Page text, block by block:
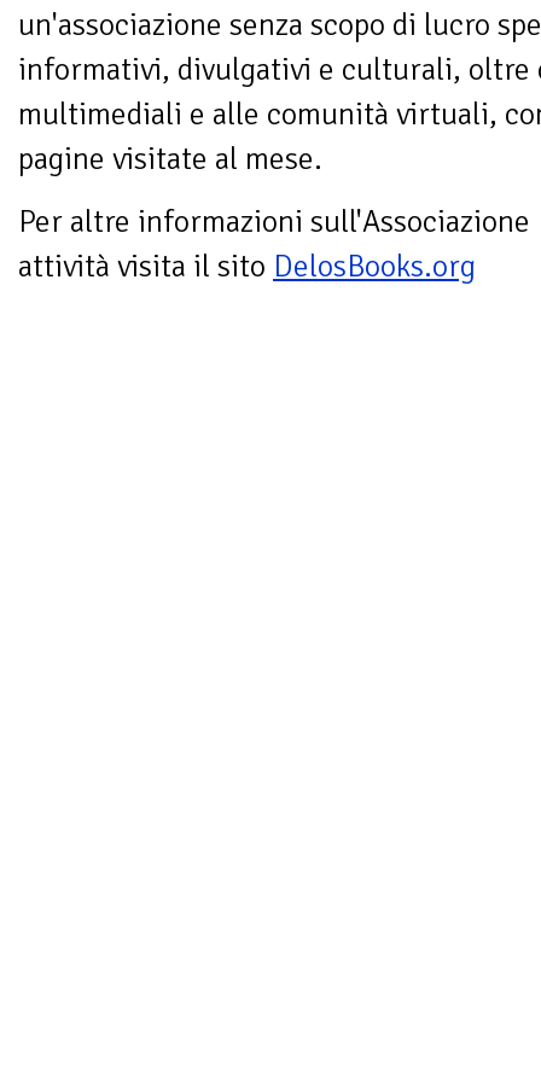
un'associazione senza scopo di lucro
informativi, divulgativi e culturali, oltre
multimediali e alle comunità virtuali,
pagine visitate al mese.
Per altre informazioni sull'Associazione
attività visita il sito DelosBooks.org